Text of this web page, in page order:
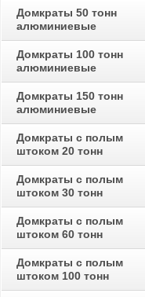
Домкраты 50 тонн
алюминиевые
Домкраты 100 тонн
алюминиевые
Домкраты 150 тонн
алюминиевые
Домкраты с полым
штоком 20 тонн
Домкраты с полым
штоком 30 тонн
Домкраты с полым
штоком 60 тонн
Домкраты с полым
штоком 100 тонн